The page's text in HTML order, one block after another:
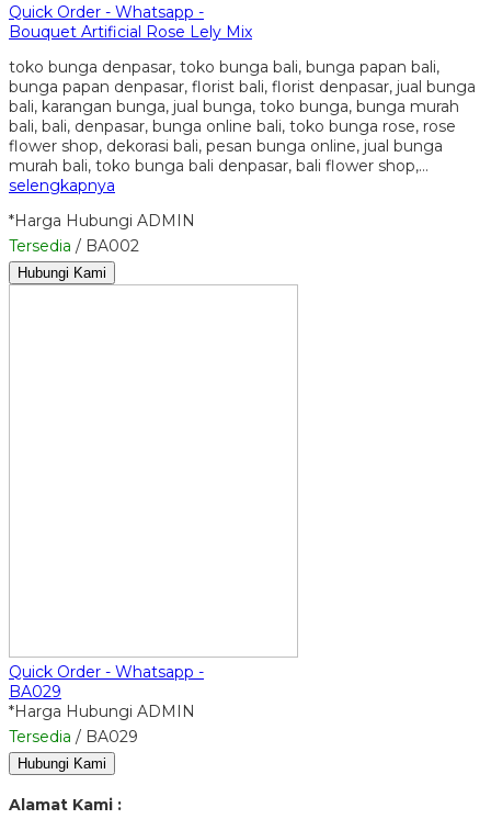
Quick Order - Whatsapp -
Bouquet Artificial Rose Lely Mix
toko bunga denpasar, toko bunga bali, bunga papan bali,
bunga papan denpasar, florist bali, florist denpasar, jual bunga
bali, karangan bunga, jual bunga, toko bunga, bunga murah
bali, bali, denpasar, bunga online bali, toko bunga rose, rose
flower shop, dekorasi bali, pesan bunga online, jual bunga
murah bali, toko bunga bali denpasar, bali flower shop,…
selengkapnya
*Harga Hubungi ADMIN
Tersedia / BA002
Hubungi Kami
Quick Order - Whatsapp -
BA029
*Harga Hubungi ADMIN
Tersedia / BA029
Hubungi Kami
Alamat Kami :